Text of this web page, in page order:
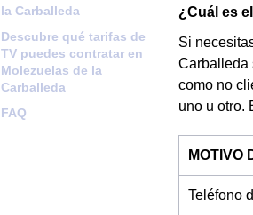
la Carballeda
Descubre qué tarifas de
TV puedes contratar en
Molezuelas de la
Carballeda
FAQ
¿Cuál es
Si
Carballeda
como no
uno u otro.
MOTIVO
Teléfono